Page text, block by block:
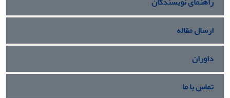
ارسال مقاله
داوران
تماس با ما